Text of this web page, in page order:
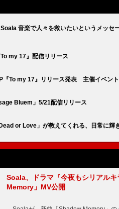
音楽で人々を救いたいというメッ
my 17』配信リリース
『To my 17』リリース発表 主催イベン
Bluem」5/21配信リリース
or Love」が教えてくれる、日常に輝
Soala、ドラマ『今夜もシリアル
Memory」MV公開